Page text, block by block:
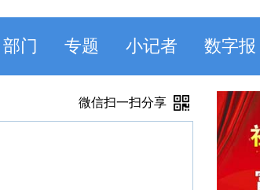
部门 专题 小记者 数字报
微信扫一扫分享